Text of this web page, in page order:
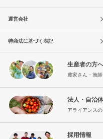
運営会社
特商法に基づく表記
生産者の方へ
農家さん・漁
法人・自治
アライアンス
採用情報